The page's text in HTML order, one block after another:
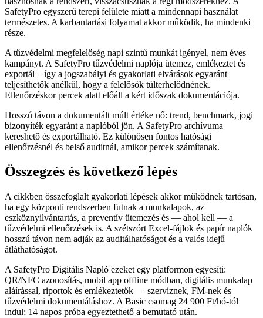
SafetyPro egyszerű terepi felülete miatt a mindennapi használat
természetes. A karbantartási folyamat akkor működik, ha mindenki
része.
A tűzvédelmi megfelelőség napi szintű munkát igényel, nem éves
kampányt. A SafetyPro tűzvédelmi naplója ütemez, emlékeztet és
exportál – így a jogszabályi és gyakorlati elvárások egyaránt
teljesíthetők anélkül, hogy a felelősök túlterhelődnének.
Ellenőrzéskor percek alatt előáll a kért időszak dokumentációja.
Hosszú távon a dokumentált múlt értéke nő: trend, benchmark, jogi
bizonyíték egyaránt a naplóból jön. A SafetyPro archívuma
kereshető és exportálható. Ez különösen fontos hatósági
ellenőrzésnél és belső auditnál, amikor percek számítanak.
Összegzés és következő lépés
A cikkben összefoglalt gyakorlati lépések akkor működnek tartósan,
ha egy központi rendszerben futnak a munkalapok, az
eszköznyilvántartás, a preventív ütemezés és — ahol kell — a
tűzvédelmi ellenőrzések is. A szétszórt Excel-fájlok és papír naplók
hosszú távon nem adják az auditálhatóságot és a valós idejű
átláthatóságot.
A SafetyPro Digitális Napló ezeket egy platformon egyesíti:
QR/NFC azonosítás, mobil app offline módban, digitális munkalap
aláírással, riportok és emlékeztetők — szerviznek, FM-nek és
tűzvédelmi dokumentáláshoz. A Basic csomag 24 900 Ft/hó-tól
indul; 14 napos próba egyeztethető a bemutató után.